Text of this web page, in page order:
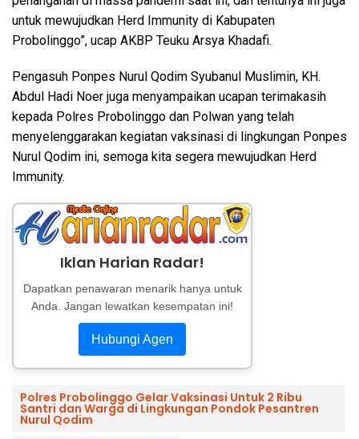
untuk mewujudkan Herd Immunity di Kabupaten
Probolinggo”, ucap AKBP Teuku Arsya Khadafi.
Pengasuh Ponpes Nurul Qodim Syubanul Muslimin, KH.
Abdul Hadi Noer juga menyampaikan ucapan terimakasih
kepada Polres Probolinggo dan Polwan yang telah
menyelenggarakan kegiatan vaksinasi di lingkungan Ponpes
Nurul Qodim ini, semoga kita segera mewujudkan Herd
Immunity.
Iklan Harian Radar!
Dapatkan penawaran menarik hanya untuk
Anda. Jangan lewatkan kesempatan ini!
Hubungi Agen
Polres Probolinggo Gelar Vaksinasi Untuk 2 Ribu
Santri dan Warga di Lingkungan Pondok Pesantren
Nurul Qodim